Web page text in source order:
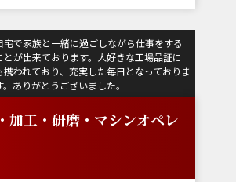
宅で家族と一緒に過ごしながら仕事をする
とが出来ております。大好きな工場品証に
携われており、充実した毎日となっておりま
。ありがとうございました。
加工・研磨・マシンオペレ